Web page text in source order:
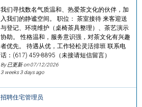
我们寻找数名气质温和、热爱茶文化的伙伴，加
入我们的静谧空间。 职位： 茶室接待 来客迎送
与登记、环境维护（桌椅茶具整理）、茶艺演示
协助。 性格温和，服务意识强，对茶文化有兴趣
者优先。 待遇从优，工作轻松灵活排班 联系电
话：(617) 459-8895（未接请短信留言）
By 已更新 on07/12/2026
3 weeks 3 days ago
招聘住宅管理员